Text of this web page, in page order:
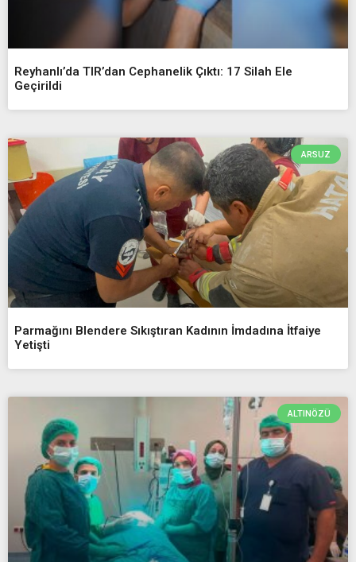
Reyhanlı’da TIR’dan Cephanelik Çıktı: 17 Silah Ele
Geçirildi
ARSUZ
Parmağını Blendere Sıkıştıran Kadının İmdadına İtfaiye
Yetişti
ALTINÖZÜ